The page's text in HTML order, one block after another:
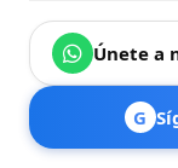
Únete a
G